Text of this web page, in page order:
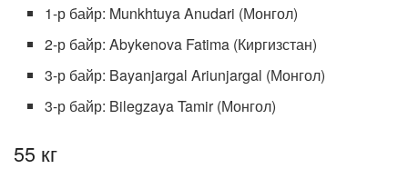
1-р байр: Munkhtuya Anudari (Монгол)
2-р байр: Abykenova Fatima (Киргизстан)
3-р байр: Bayanjargal Ariunjargal (Монгол)
3-р байр: Bilegzaya Tamir (Монгол)
55 кг